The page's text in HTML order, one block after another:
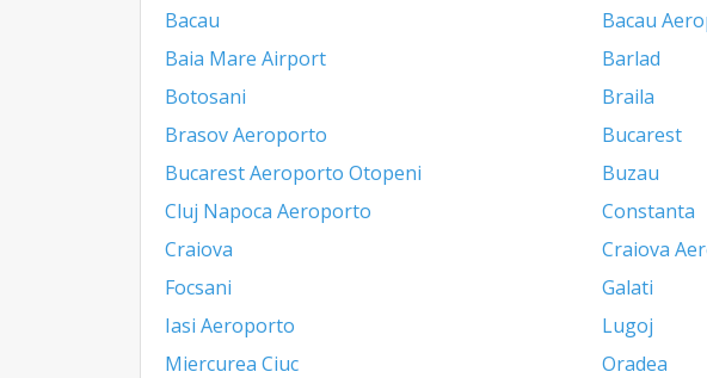
Bacau
Bacau
Baia Mare Airport
Barlad
Botosani
Braila
Brasov Aeroporto
Bucarest
Bucarest Aeroporto Otopeni
Buzau
Cluj Napoca Aeroporto
Constanta
Craiova
Craiova
Focsani
Galati
Iasi Aeroporto
Lugoj
Miercurea Ciuc
Oradea